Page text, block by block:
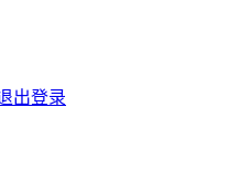
出登录